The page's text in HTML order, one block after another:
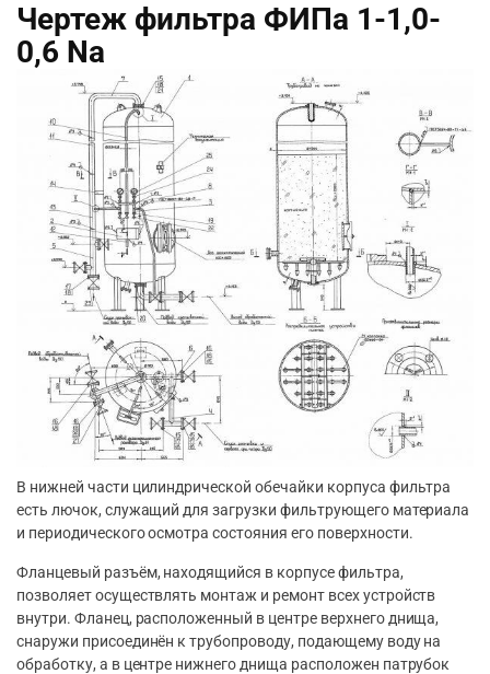
Чертеж фильтра ФИПа 1-1,0-
0,6 Na
В нижней части цилиндрической обечайки корпуса фильтра
есть лючок, служащий для загрузки фильтрующего материала
и периодического осмотра состояния его поверхности.
Фланцевый разъём, находящийся в корпусе фильтра,
позволяет осуществлять монтаж и ремонт всех устройств
внутри. Фланец, расположенный в центре верхнего днища,
снаружи присоединён к трубопроводу, подающему воду на
обработку, а в центре нижнего днища расположен патрубок